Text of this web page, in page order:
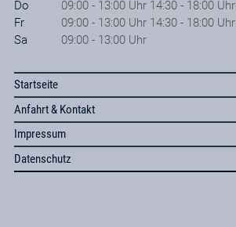
Do
09:00 - 13:00 Uhr 14:30 - 18:00 Uhr
Fr
09:00 - 13:00 Uhr 14:30 - 18:00 Uhr
Sa
09:00 - 13:00 Uhr
Startseite
Anfahrt & Kontakt
Impressum
Datenschutz